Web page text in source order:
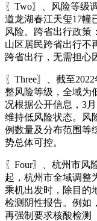
〖Two〗、风险等级
道龙湖春江天玺17幢
风险。跨省出行政策
山区居民跨省出行不
跨省出行，无需担心
〖Three〗、截至
整风险等级，全域为
况根据公开信息，3
维持低风险状态。风
例数量及分布范围等
势总体可控。
〖Four〗、杭州市风
起，杭州市全域调整
乘机出发时，除目的
检测阴性报告。例如
再强制要求核酸检测